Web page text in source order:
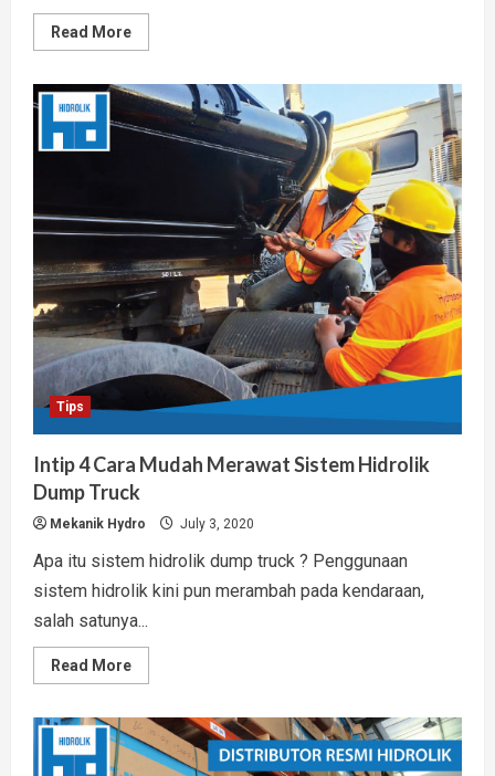
Read MoreRead
more
Service
Hidrolik
System
Lengkap
Tips
Intip 4 Cara Mudah Merawat Sistem Hidrolik
Dump Truck
Mekanik Hydro July 3, 2020
Apa itu sistem hidrolik dump truck ? Penggunaan
sistem hidrolik kini pun merambah pada kendaraan,
salah satunya...
Read MoreRead
more
4
Cara
Mudah